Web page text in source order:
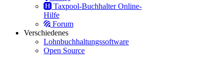
Taxpool-Buchhalter Online-
Hilfe
Forum
Verschiedenes
Lohnbuchhaltungssoftware
Open Source